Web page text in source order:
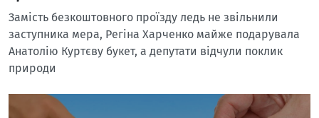
Замість безкоштовного проїзду ледь не звільнили
заступника мера, Регіна Харченко майже подарувала
Анатолію Куртєву букет, а депутати відчули поклик
природи